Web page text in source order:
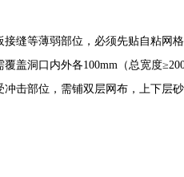
缝等薄弱部位，必须先贴自粘网
盖洞口内外各100mm（总宽度
击部位，需铺双层网布，上下层